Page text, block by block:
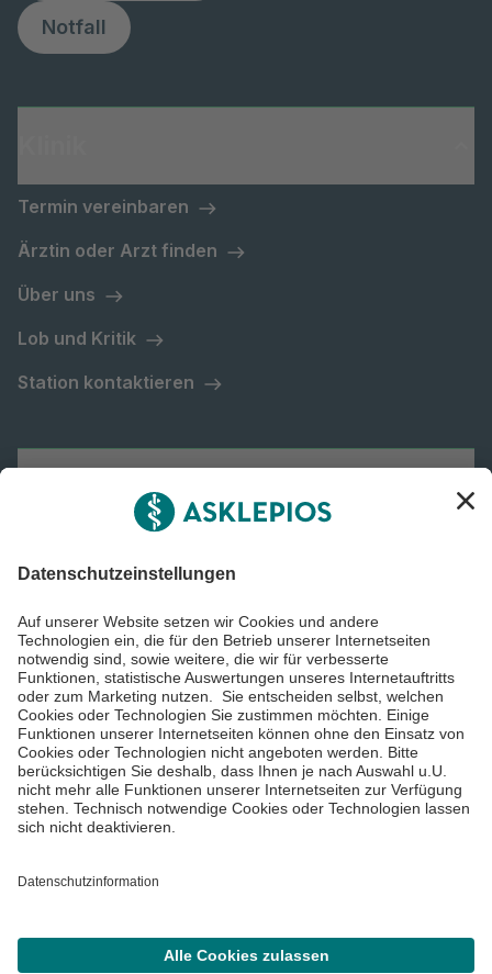
Notfall
Termin vereinbaren
Ärztin oder Arzt finden
Über uns
Lob und Kritik
Station kontaktieren
Asklepios Gruppe
Impressum